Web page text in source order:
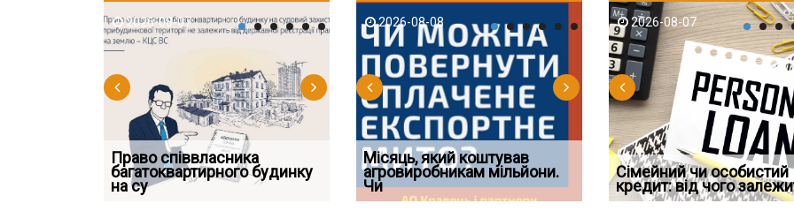
2026-08-07
Право співвласника
багатоквартирного будинку
на су
2026-08-06
Якщо суд встановив для
відшкодування шкоди
наявніс
2026-08-06
Документи, на яких не
проставляється апостиль:
пер
2026-08-03
ФУНДАМЕНТАЛЬНА
ПРОБЛЕМА «СУДОВОЇ
ПРАКТИКИ», АБО ПР
2026-08-08
Місяць, який коштував
агровиробникам мільйони.
Чи
2026-08-07
Огляд практики ВС від
Ростислава Кравця, що
опублі
2026-08-05
Чи потрібна ФОП печатка у
2026 році: правила засто
2026-08-07
Сімейний чи особистий
кредит: від чого
2026-07-30
Восьмий ААС
підтвердив, що
скас